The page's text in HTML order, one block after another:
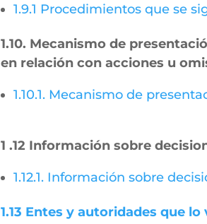
1.9.1 Procedimientos que se
1.10. Mecanismo de
en relación con acciones u
1.10.1. Mecanismo de
1 .12 Información sobre
1.12.1. Información sobre
1.13 Entes y autoridades que lo